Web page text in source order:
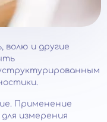
волю и другие
Применение
измерения